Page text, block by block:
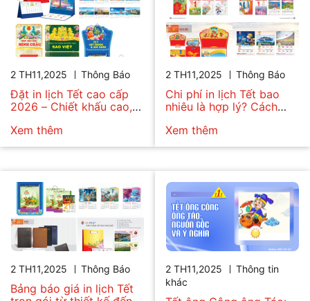
2 TH11,2025 Thông Báo
Đặt in lịch Tết cao cấp
2026 – Chiết khấu cao,
Xem thêm
2 TH11,2025 Thông Báo
Chi phí in lịch Tết bao
nhiêu là hợp lý? Cách
sách
Xem thêm
2 TH11,2025 Thông Báo
Bảng báo giá in lịch Tết
2 TH11,2025
Thông tin
khác